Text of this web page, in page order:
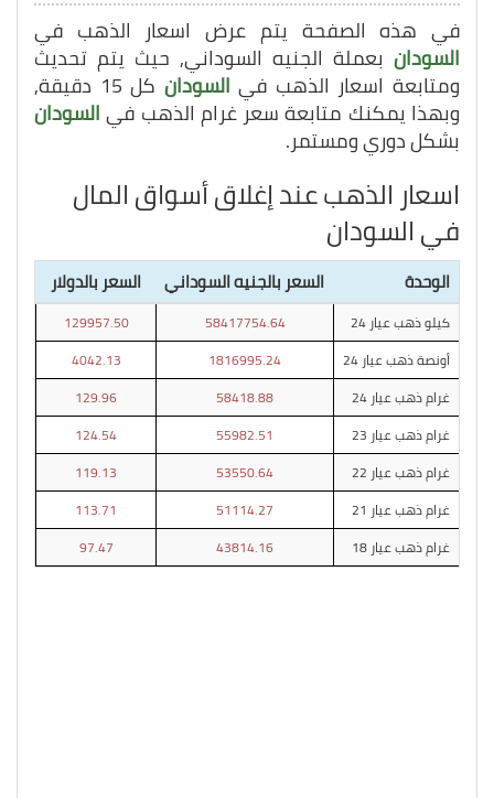
في هذه الصفحة يتم عرض اسعار الذهب في
السودان بعملة الجنيه السوداني, حيث يتم تحديث
ومتابعة اسعار الذهب في السودان كل 15 دقيقة,
وبهذا يمكنك متابعة سعر غرام الذهب فيالسودان
بشكل دوري ومستمر.
اسعار الذهب عند إغلاق أسواق المال
في السودان
الوحدة السعر بالجنيه السوداني السعر بالدولار
كيلو ذهب عيار 24 58417754.64
129957.50
أونصة ذهب عيار 24
1816995.24
4042.13
غرام ذهب عيار 24
58418.88
129.96
غرام ذهب عيار 23
55982.51
124.54
غرام ذهب عيار 22
53550.64
119.13
غرام ذهب عيار 21
51114.27
113.71
غرام ذهب عيار 18
43814.16
97.47